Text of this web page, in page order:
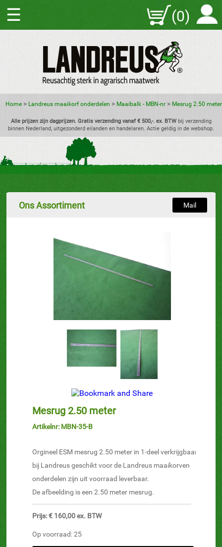
☰ (0)
Home> Landreus maaikorf onderdelen > Maaibalk - MBN-nr> Mesrug 2.50 meter
Alle prijzen zijn dagprijzen. Gratis verzending vanaf € 500,-. ex. BTWbij verzending
binnen Nederland, uitgezonderd eilanden en handelaren. Actie geldig in de webshop.
Ons Assortiment Mail
Mesrug 2.50 meter
Artikelnr: MBN-35-B
Orgineel ESM mesrug 2.50 meter in 1-deel verkrijgbaar
bij Landreus geschikt voor de Landreus maaikorven
onderdelen zijn uit voorraad leverbaar.
De afbeelding is een 2.50 meter mesrug.
Prijs: € 160,00 ex. BTW
Op voorraad: 25